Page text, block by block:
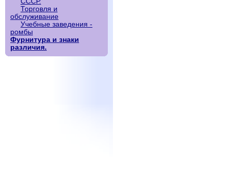
Торговля и
обслуживание
Учебные заведения -
ромбы
Фурнитура и знаки
различия.